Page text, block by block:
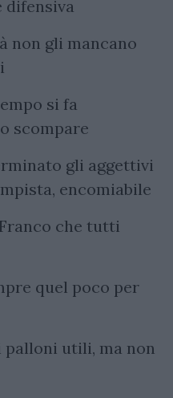
difensiva
non gli mancano
si fa
scompare
gli aggettivi
encomiabile
che tutti
quel poco per
palloni utili, ma non